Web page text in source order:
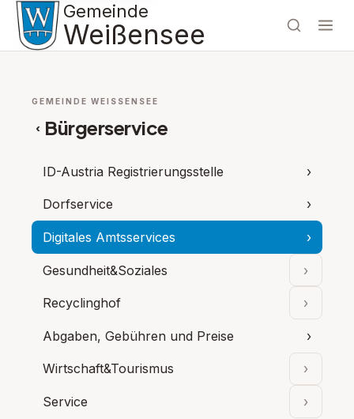
Gemeinde
Weißensee
GEMEINDE WEISSENSEE
‹ Bürgerservice
ID-Austria Registrierungsstelle ›
Dorfservice ›
Digitales Amtsservices ›
Gesundheit&Soziales ›
Recyclinghof
›
Abgaben, Gebühren und Preise
›
Wirtschaft&Tourismus ›
Service
›